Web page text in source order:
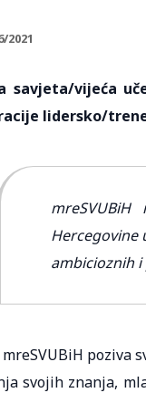
2021
savjeta/vijeća
lidersko/
Hercegovine
ambicioznih
mreSVUBiH poziva
svojih znanja,